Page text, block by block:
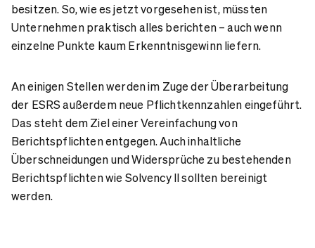
besitzen. So, wie es jetzt vorgesehen ist, müssten
Unternehmen praktisch alles berichten – auch wenn
einzelne Punkte kaum Erkenntnisgewinn liefern.
An einigen Stellen werden im Zuge der Überarbeitung
der ESRS außerdem neue Pflichtkennzahlen eingeführt.
Das steht dem Ziel einer Vereinfachung von
Berichtspflichten entgegen. Auch inhaltliche
Überschneidungen und Widersprüche zu bestehenden
Berichtspflichten wie Solvency II sollten bereinigt
werden.